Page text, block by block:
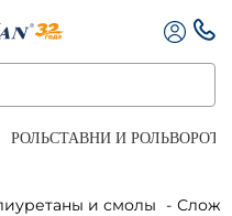
РОЛЬСТАВНИ И РОЛЬВОРОТА
и смолы